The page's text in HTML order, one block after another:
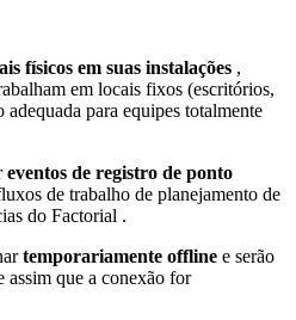
físicos em suas instalações ,
em locais fixos (escritórios,
adequada para equipes totalmente
eventos de registro de ponto
de trabalho de planejamento de
do Factorial .
temporariamente offline e serão
assim que a conexão for